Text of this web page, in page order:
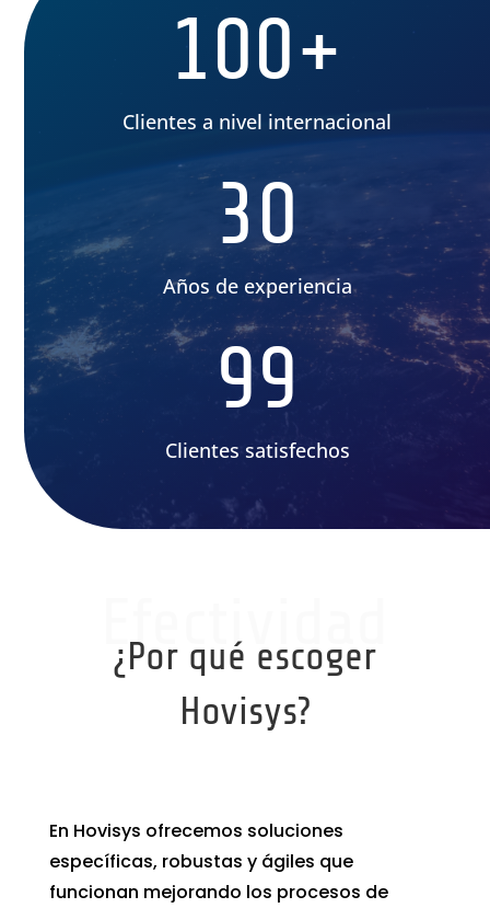
100+
Clientes a nivel internacional
30
Años de experiencia
99
Clientes satisfechos
Efectividad
¿Por qué escoger
Hovisys?
En Hovisys ofrecemos soluciones
específicas, robustas y ágiles que
funcionan mejorando los procesos de